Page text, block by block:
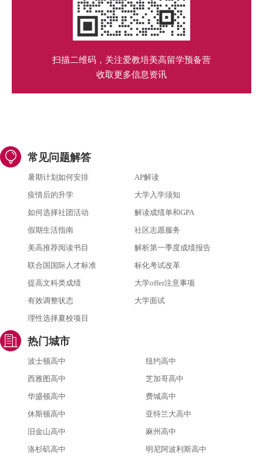
扫描二维码，关注爱教培美高留学预备营
收取更多信息资讯
常见问题解答
暑期计划如何安排
AP解读
疫情后的升学
大学入学须知
如何选择社团活动
解读成绩单和GPA
假期生活指南
社区志愿服务
美高推荐阅读书目
解析第一季度成绩报告
联合国国际人才标准
标化考试改革
提高文科类成绩
大学offer注意事项
有效调整状态
大学面试
理性选择夏校项目
热门城市
波士顿高中
纽约高中
西雅图高中
芝加哥高中
华盛顿高中
费城高中
休斯顿高中
亚特兰大高中
旧金山高中
麻州高中
洛杉矶高中
明尼阿波利斯高中